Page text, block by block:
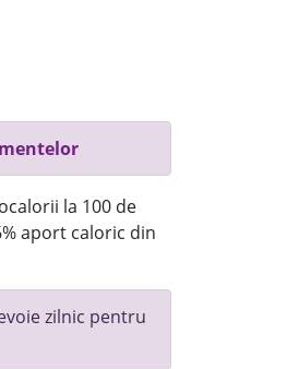
la 100 de
aport caloric din
zilnic pentru